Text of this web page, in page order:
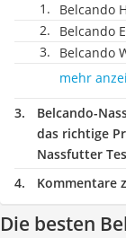
Belcando
Belcando
Belcando
mehr
Belcando-
das richtige
Nassfutter
Kommentare
Die besten